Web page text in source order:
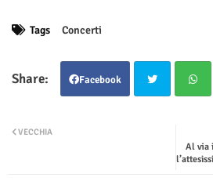
Tags Concerti
Facebook
tsap
Al via
VECCHIA